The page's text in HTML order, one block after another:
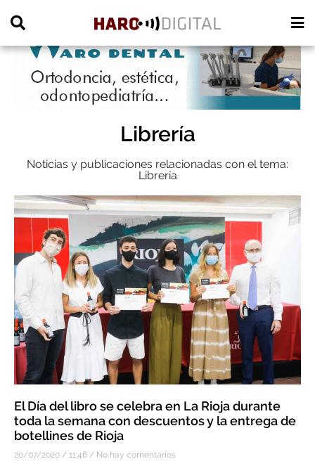
Librería
Noticias y publicaciones relacionadas con el tema:
Librería
El Día del libro se celebra en La Rioja durante
toda la semana con descuentos y la entrega de
botellines de Rioja
20/07/2020 11:46 No hay comentarios